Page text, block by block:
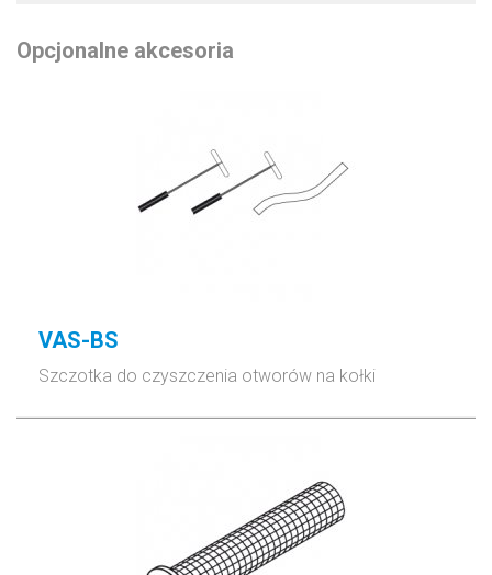
Opcjonalne akcesoria
VAS-BS
Szczotka do czyszczenia otworów na kołki